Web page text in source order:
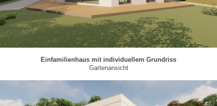
Einfamilienhaus mit individuellem Grundriss
Gartenansicht